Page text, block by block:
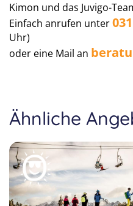
Kimon und das Juvigo-
Einfach anrufen unter
Uhr)
oder eine Mail an
Ähnliche